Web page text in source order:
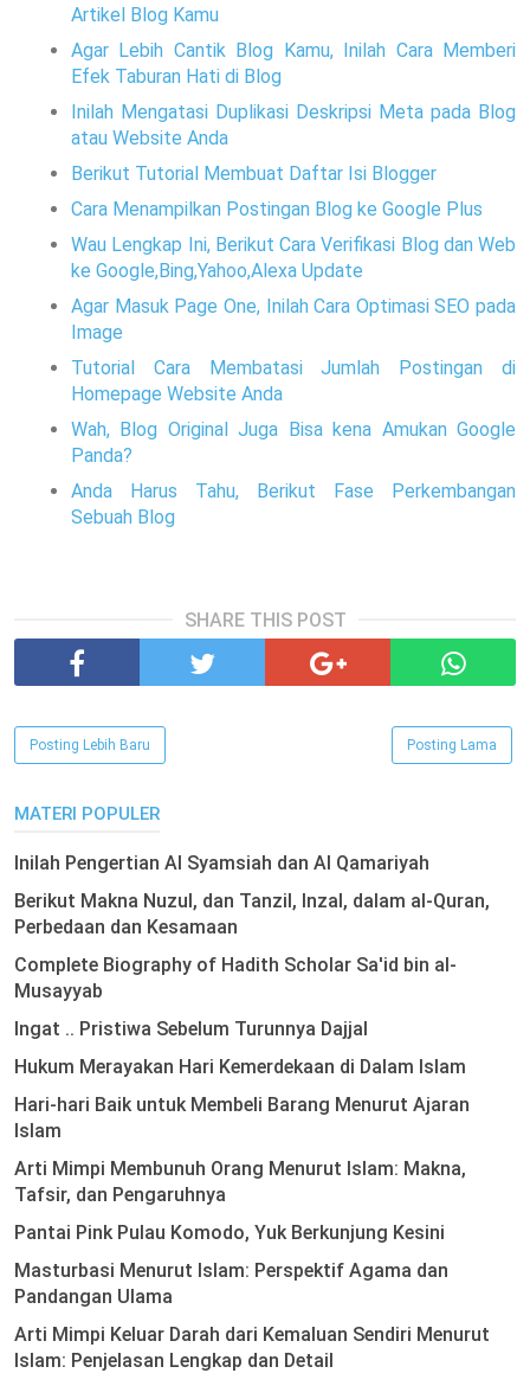
Artikel Blog Kamu
Agar Lebih Cantik Blog Kamu, Inilah Cara Memberi
Efek Taburan Hati di Blog
Inilah Mengatasi Duplikasi Deskripsi Meta pada Blog
atau Website Anda
Berikut Tutorial Membuat Daftar Isi Blogger
Cara Menampilkan Postingan Blog ke Google Plus
Wau Lengkap Ini, Berikut Cara Verifikasi Blog dan Web
ke Google,Bing,Yahoo,Alexa Update
Agar Masuk Page One, Inilah Cara Optimasi SEO pada
Image
Tutorial Cara Membatasi Jumlah Postingan di
Homepage Website Anda
Wah, Blog Original Juga Bisa kena Amukan Google
Panda?
Anda Harus Tahu, Berikut Fase Perkembangan
Sebuah Blog
SHARE THIS POST
Posting Lebih Baru Posting Lama
MATERI POPULER
Inilah Pengertian Al Syamsiah dan Al Qamariyah
Berikut Makna Nuzul, dan Tanzil, Inzal, dalam al-Quran,
Perbedaan dan Kesamaan
Complete Biography of Hadith Scholar Sa'id bin al-
Musayyab
Ingat .. Pristiwa Sebelum Turunnya Dajjal
Hukum Merayakan Hari Kemerdekaan di Dalam Islam
Hari-hari Baik untuk Membeli Barang Menurut Ajaran
Islam
Arti Mimpi Membunuh Orang Menurut Islam: Makna,
Tafsir, dan Pengaruhnya
Pantai Pink Pulau Komodo, Yuk Berkunjung Kesini
Masturbasi Menurut Islam: Perspektif Agama dan
Pandangan Ulama
Arti Mimpi Keluar Darah dari Kemaluan Sendiri Menurut
Islam: Penjelasan Lengkap dan Detail